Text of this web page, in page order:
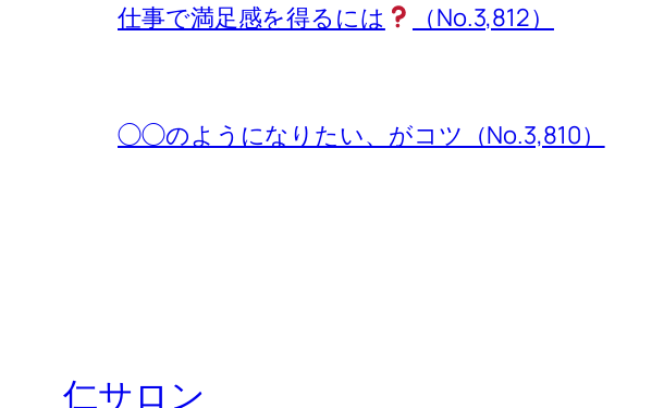
仕事で満足感を得るには （No.3,812）
◯◯のようになりたい、がコツ（No.3,810）
仁サロン